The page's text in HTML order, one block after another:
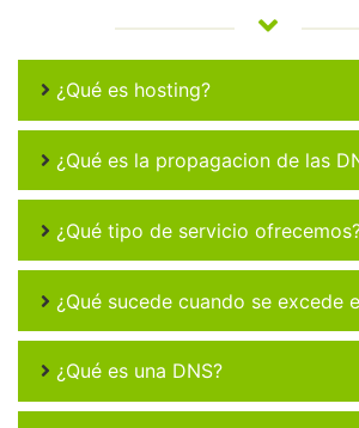
¿Qué es hosting?
¿Qué es la propagacion de las
¿Qué tipo de servicio
¿Qué sucede cuando se excede
¿Qué es una DNS?